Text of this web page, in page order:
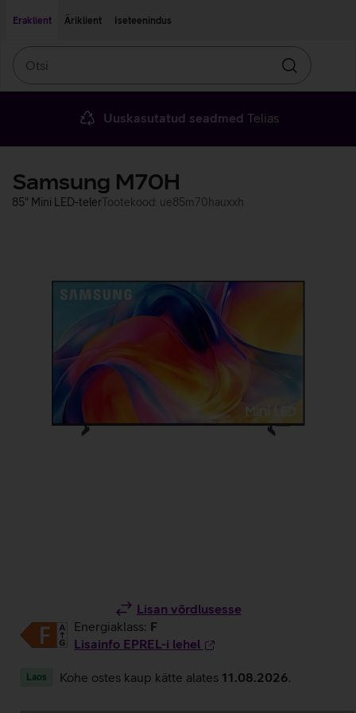
Eraklient
Äriklient Iseteenindus
Otsin
Uuskasutatud seadmed Telias
Samsung M70H
85" Mini LED-telerTootekood: ue85m70hauxxh
Lisan võrdlusesse
Energiaklass: F
Lisainfo EPREL-i lehel
Laos Kohe ostes kaup kätte alates 11.08.2026